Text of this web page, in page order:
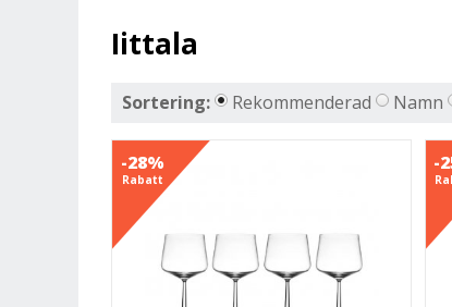
Iittala
Sortering: Rekommenderad Namn
-28%
Rabatt
-